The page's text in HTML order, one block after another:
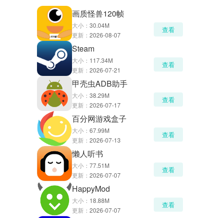
画质怪兽120帧
大小： 30.04M
更新： 2026-08-07
查看
Steam
大小： 117.34M
更新： 2026-07-21
查看
甲壳虫ADB助手
大小： 38.29M
更新： 2026-07-17
查看
百分网游戏盒子
大小： 67.99M
更新： 2026-07-13
查看
懒人听书
大小： 77.51M
更新： 2026-07-07
查看
HappyMod
大小： 18.88M
更新： 2026-07-07
查看